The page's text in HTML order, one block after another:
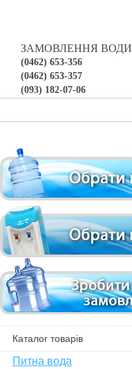
ЗАМОВЛЕННЯ ВОДИ
(0462) 653-356
(0462) 653-357
(093) 182-07-06
Каталог товарів
Питна вода